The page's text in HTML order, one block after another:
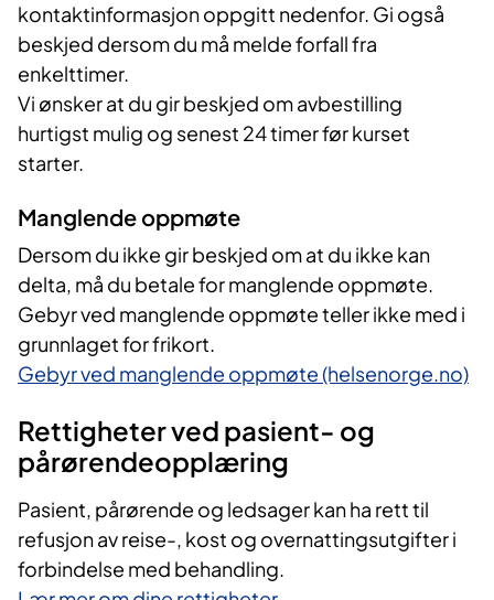
kontaktinformasjon oppgitt nedenfor. Gi også
beskjed dersom du må melde forfall fra
enkelttimer.
Vi ønsker at du gir beskjed om avbestilling
hurtigst mulig og senest 24 timer før kurset
starter.
Manglende oppmøte
Dersom du ikke gir beskjed om at du ikke kan
delta, må du betale for manglende oppmøte.
Gebyr ved manglende oppmøte teller ikke med i
grunnlaget for frikort.
Gebyr ved manglende oppmøte (helsenorge.no)
Rettigheter ved pasient- og
pårørendeopplæring
Pasient, pårørende og ledsager kan ha rett til
refusjon av reise-, kost og overnattingsutgifter i
forbindelse med behandling.